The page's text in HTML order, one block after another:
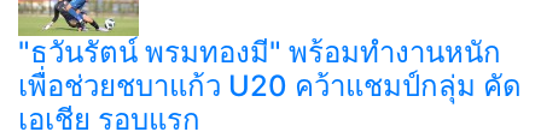
"ธวันรัตน์ พรมทองมี" พร้อมทำงานหนัก
เพื่อช่วยชบาแก้ว U20 คว้าแชมป์กลุ่ม คัด
เอเชีย รอบแรก